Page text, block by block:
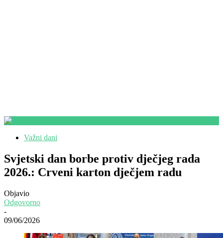
Važni dani
Svjetski dan borbe protiv dječjeg rada
2026.: Crveni karton dječjem radu
Objavio
Odgovorno
-
09/06/2026